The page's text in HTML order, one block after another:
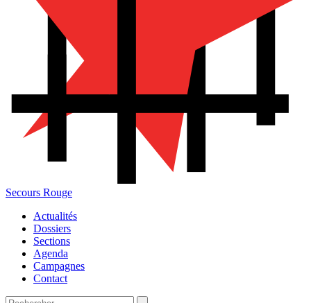
Secours Rouge
Actualités
Dossiers
Sections
Agenda
Campagnes
Contact